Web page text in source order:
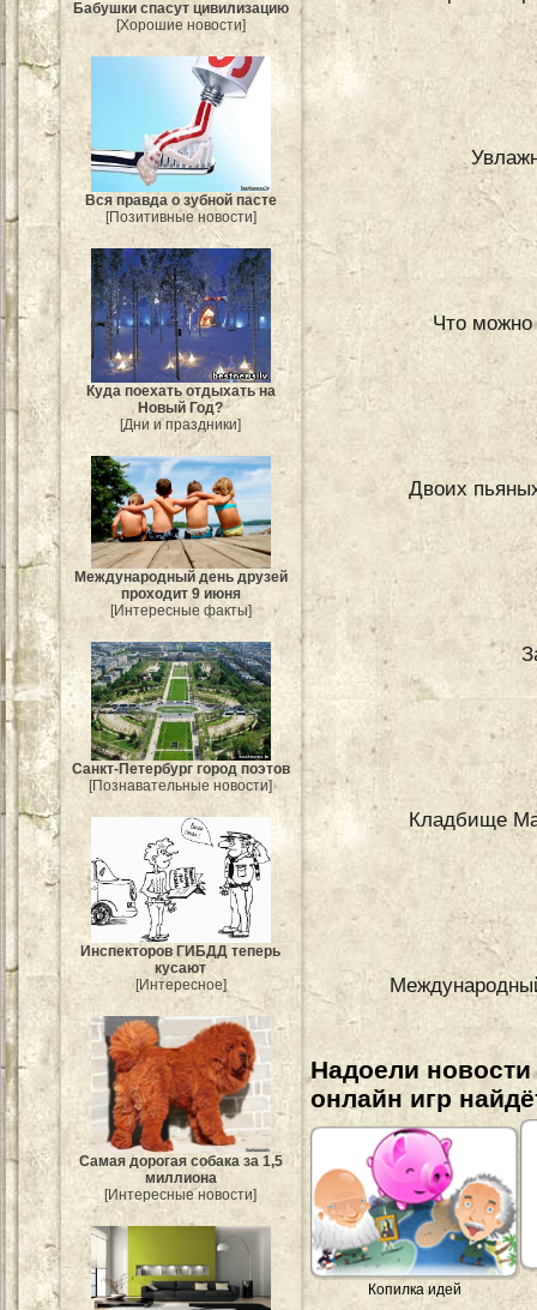
Бабушки спасут цивилизацию
[Хорошие новости]
Вся правда о зубной пасте
[Позитивные новости]
Куда поехать отдыхать на
Новый Год?
[Дни и праздники]
Международный день друзей
проходит 9 июня
[Интересные факты]
Санкт-Петербург город поэтов
[Познавательные новости]
Инспекторов ГИБДД теперь
кусают
[Интересное]
Самая дорогая собака за 1,5
миллиона
[Интересные новости]
Что можно
Двоих
Кладбище
Надоели
онлайн игр
Копилка идей